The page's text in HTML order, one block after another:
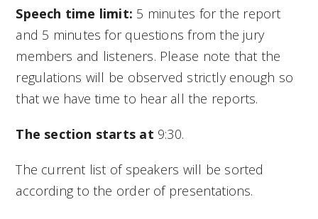
Speech time limit: 5 minutes for the report
and 5 minutes for questions from the jury
members and listeners. Please note that the
regulations will be observed strictly enough so
that we have time to hear all the reports.
The section starts at 9:30.
The current list of speakers will be sorted
according to the order of presentations.